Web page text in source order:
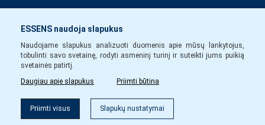
ESSENS naudoja slapukus
Naudojame slapukus analizuoti duomenis apie mūsų lankytojus,
tobulinti savo svetainę, rodyti asmeninį turinį ir suteikti jums puikią
svetainės patirtį.
Daugiau apie slapukus
Priimti būtina
Priimti visus Slapukų nustatymai